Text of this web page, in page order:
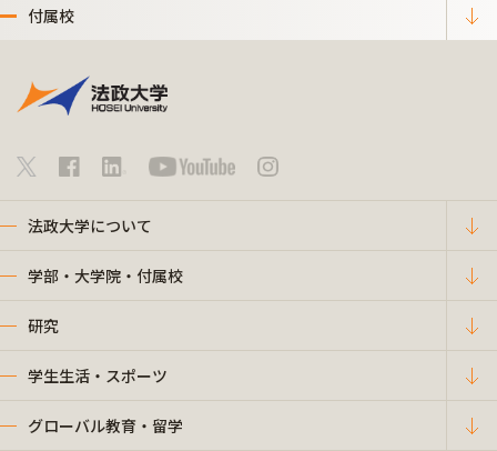
付属校
法政大学について
学部・大学院・付属校
研究
学生生活・スポーツ
グローバル教育・留学